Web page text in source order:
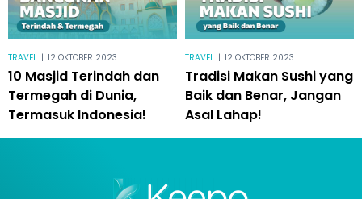
TRAVEL | 12 OKTOBER 2023
10 Masjid Terindah dan
Termegah di Dunia,
Termasuk Indonesia!
TRAVEL | 12 OKTOBER 2023
Tradisi Makan Sushi yang
Baik dan Benar, Jangan
Asal Lahap!